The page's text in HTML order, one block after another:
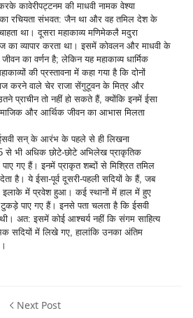
कावेरीपट्टनम की माधवी नामक वेश्या
रचियता संभवत: जैन था और वह तमिल देश के
था। दूसरा महाकाव्य मणिमेकलै मदुरा
का व्यापार करता था। इसमें कोवलन और माधवी के
का वर्णन है; लेकिन यह महाकाव्य धार्मिक
की प्रस्तावना में कहा गया है कि दोनों
करने वाले चेर राजा सेंगुटूवन के मित्र और
प्राचीन तो नहीं हो सकते हैं, क्योंकि इनमें ईसा
और आर्थिक जीवन का आभास मिलता
सन् के आरंभ के पहले से ही लिखना
से भी अधिक छोटे-छोटे अभिलेख प्राकृतिक
गए हैं। इनमें प्राकृत शब्दों से मिश्रित तमिल
है। ये ईसा-पूर्व दूसरी-पहली सदियों के हैं, जब
इलाके में प्रवेश हुआ। कई स्थानों में हाल में हुए
पाए गए हैं। इनसे पता चलता है कि ईसवी
अत: इसमें कोई आश्चर्य नहीं कि संगम साहित्य
सदियों में लिखे गए, हालांकि उनका अंतिम
Next Post